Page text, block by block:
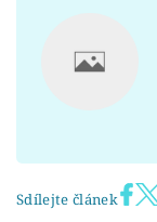
Sdílejte článek